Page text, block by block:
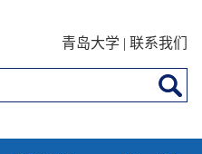
青岛大学 | 联系我们